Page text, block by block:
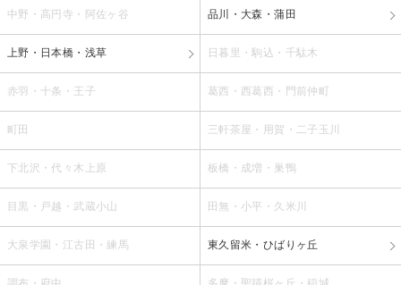
中野・高円寺・阿佐ヶ谷 品川・大森・蒲田
上野・日本橋・浅草 日暮里・駒込・千駄木
赤羽・十条・王子 葛西・西葛西・門前仲町
町田 三軒茶屋・用賀・二子玉川
下北沢・代々木上原 板橋・成増・巣鴨
目黒・戸越・武蔵小山 田無・小平・久米川
大泉学園・江古田・練馬 東久留米・ひばりヶ丘